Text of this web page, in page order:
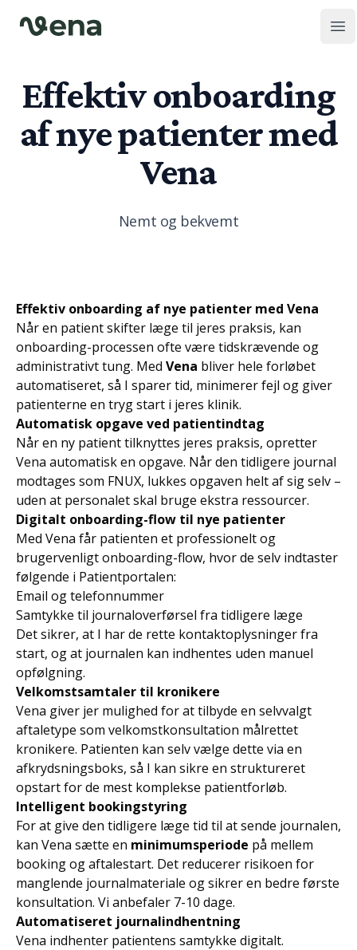
Effektiv onboarding
af nye patienter med
Vena
Nemt og bekvemt
Effektiv onboarding af nye patienter med Vena
Når en patient skifter læge til jeres praksis, kan
onboarding-processen ofte være tidskrævende og
administrativt tung. Med Vena bliver hele forløbet
automatiseret, så I sparer tid, minimerer fejl og giver
patienterne en tryg start i jeres klinik.
Automatisk opgave ved patientindtag
Når en ny patient tilknyttes jeres praksis, opretter
Vena automatisk en opgave. Når den tidligere journal
modtages som FNUX, lukkes opgaven helt af sig selv –
uden at personalet skal bruge ekstra ressourcer.
Digitalt onboarding-flow til nye patienter
Med Vena får patienten et professionelt og
brugervenligt onboarding-flow, hvor de selv indtaster
følgende i Patientportalen:
Email og telefonnummer
Samtykke til journaloverførsel fra tidligere læge
Det sikrer, at I har de rette kontaktoplysninger fra
start, og at journalen kan indhentes uden manuel
opfølgning.
Velkomstsamtaler til kronikere
Vena giver jer mulighed for at tilbyde en selvvalgt
aftaletype som velkomstkonsultation målrettet
kronikere. Patienten kan selv vælge dette via en
afkrydsningsboks, så I kan sikre en struktureret
opstart for de mest komplekse patientforløb.
Intelligent bookingstyring
For at give den tidligere læge tid til at sende journalen,
kan Vena sætte en minimumsperiode på mellem
booking og aftalestart. Det reducerer risikoen for
manglende journalmateriale og sikrer en bedre første
konsultation. Vi anbefaler 7-10 dage.
Automatiseret journalindhentning
Vena indhenter patientens samtykke digitalt.